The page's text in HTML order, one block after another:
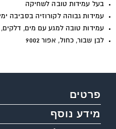
בעל עמידות טובה לשחיקה
עמידות גבוהה לקורוזיה בסביבה
עמידות טובה למגע עם מים, דלקים,
לבן שבור, כחול, אפור 9002
פרטים
מידע נוסף